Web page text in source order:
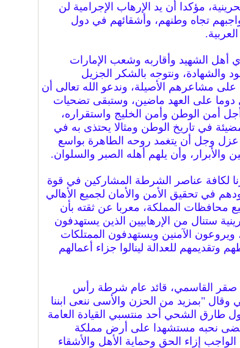
مؤكدا أن يد الإرهاب الإجرامية لن
واجبهم تجاه وطنهم، وأشقائهم في دول
أهل الشهيد وأقاربه وشعب الإمارات
والشهادة، ونتوجه بالشكر الجزيل
على مشاعرهم الأصيلة، وندعو الله تعالى أن
على العهد ماضين، وستبقى تضحيات
أمن الوطن وأمن الخليج واستقراره،
في تاريخ الوطن ومثالا يحتذى به في
عزل وجل أن يتغمد روحه الطاهرة بواسع
والأبرار، وأن يلهم أهله الصبر والسلوان.
لكافة عناصر الشرطة المشاركين في قوة
في تحقيق الأمن والأمان لجميع الأهالي
محافظات المملكة، معربا عن ثقته بأن
ستنال من الإرهابيين الذين يستهدفون
ويروعون الآمنين ويستهدفون الممتلكات
وتقديمهم للعدالة لينالوا جزاء أعمالهم
صقر القاسمي، قائد عام شرطة رأس
وقال "بمزيد من الحزن والأسى ننعى ابننا
أول طارق الشحي أحد منتسبي القيادة العامة
نحبه مستشهدا على أرض مملكة
إزاء الحق وحماية الأهل والأشقاء